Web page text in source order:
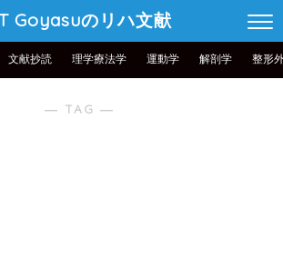
Goyasuのリハ文献
文献抄読 理学療法学 運動学 解剖学 整形
― TAG ―